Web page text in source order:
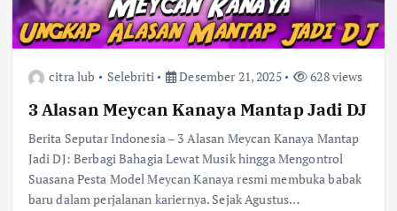
citra lub Selebriti Desember 21, 2025 628 views
3 Alasan Meycan Kanaya Mantap Jadi DJ
Berita Seputar Indonesia – 3 Alasan Meycan Kanaya Mantap
Jadi DJ: Berbagi Bahagia Lewat Musik hingga Mengontrol
Suasana Pesta Model Meycan Kanaya resmi membuka babak
baru dalam perjalanan kariernya. Sejak Agustus…